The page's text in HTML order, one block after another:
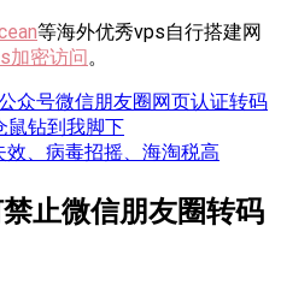
等海外优秀vps自行搭建网
加密访问。
众号微信朋友圈网页认证转码
鼠钻到我脚下
、病毒招摇、海淘税高
止微信朋友圈转码